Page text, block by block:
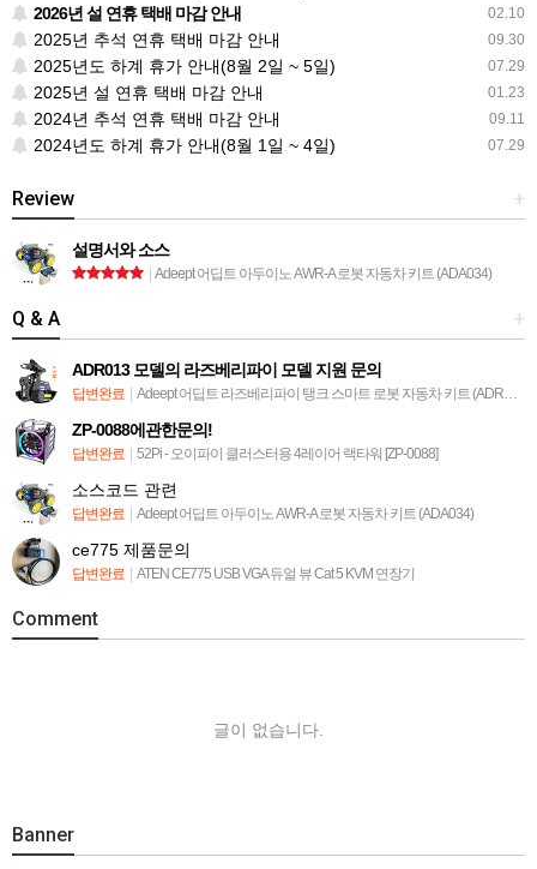
02.10
2026년 설 연휴 택배 마감 안내
09.30
2025년 추석 연휴 택배 마감 안내
07.29
2025년도 하계 휴가 안내(8월 2일 ~ 5일)
01.23
2025년 설 연휴 택배 마감 안내
09.11
2024년 추석 연휴 택배 마감 안내
07.29
2024년도 하계 휴가 안내(8월 1일 ~ 4일)
+
Review
설명서와 소스
| Adeept 어딥트 아두이노 AWR-A 로봇 자동차 키트 (ADA034)
+
Q & A
ADR013 모델의 라즈베리파이 모델 지원 문의
답변완료 | Adeept 어딥트 라즈베리파이 탱크 스마트 로봇 자동차 키트 (ADR013)
ZP-0088에관한문의!
답변완료 | 52Pi - 오이파이 클러스터용 4레이어 랙타워 [ZP-0088]
소스코드 관련
답변완료 | Adeept 어딥트 아두이노 AWR-A 로봇 자동차 키트 (ADA034)
ce775 제품문의
답변완료 | ATEN CE775 USB VGA 듀얼 뷰 Cat 5 KVM 연장기
Comment
글이 없습니다.
Banner